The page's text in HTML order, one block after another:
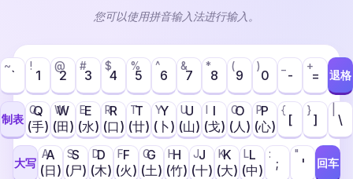
您可以使用拼音输入法进行输入。
`
~
1
!
2
@
3
#
4
$
5
%
6
^
7
&
8
*
9
(
0
)
- =
+
退格
制表
Q
(手)
Q
W
(田)
W
E
(水)
E
R
(口)
R
T
(廿)
T
Y
(卜)
Y
U
(山)
U
I
(戈)
O
(人)
O
P
(心)
P
[
{
]
}
\
大写
A
(日)
A
S
(尸)
S
D
(木)
D
F
(火)
F
G
(土)
G
H
(竹)
H
J
(十)
J
K
(大)
K
L
(中)
L
;
:
'
"
回车